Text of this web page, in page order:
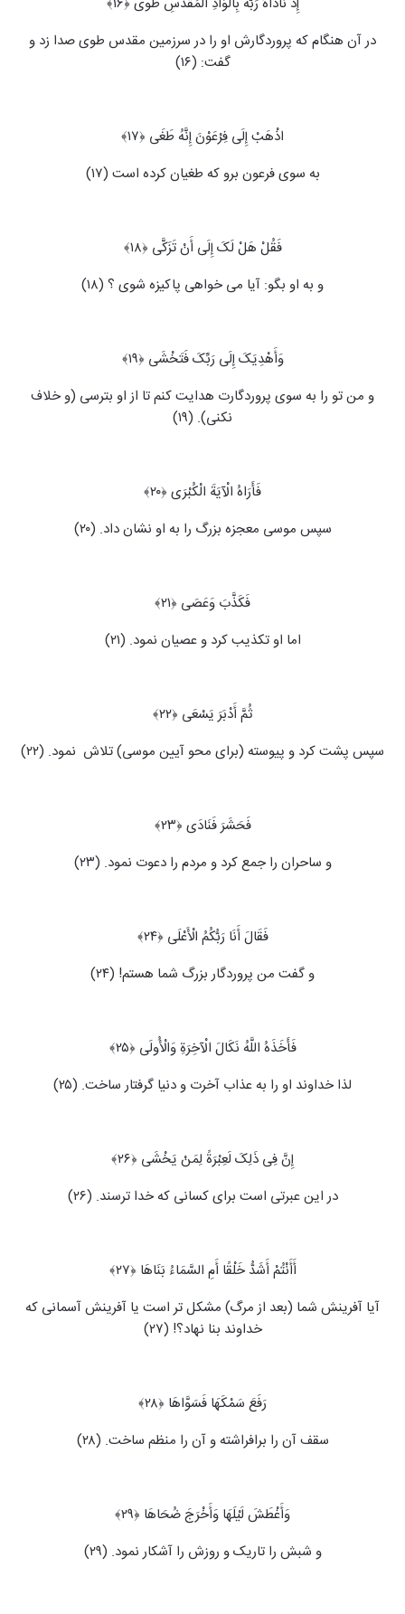
در آن هنگام که پروردگارش او را در سرزمین مقدس طوی صدا زد و
گفت: (۱۶)
اذْهَبْ إِلَى فِرْعَوْنَ إِنَّهُ طَغَى ﴿۱۷﴾
به سوی فرعون برو که طغیان کرده است (۱۷)
فَقُلْ هَلْ لَکَ إِلَى أَنْ تَزَکَّى ﴿۱۸﴾
و به او بگو: آیا می‏ خواهی پاکیزه شوی ؟ (۱۸)
وَأَهْدِیَکَ إِلَى رَبِّکَ فَتَخْشَى ﴿۱۹﴾
و من تو را به سوی پروردگارت هدایت کنم تا از او بترسی (و خلاف
نکنی). (۱۹)
فَأَرَاهُ الْآیَةَ الْکُبْرَى ﴿۲۰﴾
سپس موسی معجزه بزرگ را به او نشان داد. (۲۰)
فَکَذَّبَ وَعَصَى ﴿۲۱﴾
اما او تکذیب کرد و عصیان نمود. (۲۱)
ثُمَّ أَدْبَرَ یَسْعَى ﴿۲۲﴾
سپس پشت کرد و پیوسته (برای محو آیین موسی) تلاش ‍ نمود. (۲۲)
فَحَشَرَ فَنَادَى ﴿۲۳﴾
و ساحران را جمع کرد و مردم را دعوت نمود. (۲۳)
فَقَالَ أَنَا رَبُّکُمُ الْأَعْلَى ﴿۲۴﴾
و گفت من پروردگار بزرگ شما هستم! (۲۴)
فَأَخَذَهُ اللَّهُ نَکَالَ الْآخِرَةِ وَالْأُولَى ﴿۲۵﴾
لذا خداوند او را به عذاب آخرت و دنیا گرفتار ساخت. (۲۵)
إِنَّ فِی ذَلِکَ لَعِبْرَةً لِمَنْ یَخْشَى ﴿۲۶﴾
در این عبرتی است برای کسانی که خدا ترسند. (۲۶)
أَأَنْتُمْ أَشَدُّ خَلْقًا أَمِ السَّمَاءُ بَنَاهَا ﴿۲۷﴾
آیا آفرینش شما (بعد از مرگ) مشکل تر است یا آفرینش آسمانی که
خداوند بنا نهاد؟! (۲۷)
رَفَعَ سَمْکَهَا فَسَوَّاهَا ﴿۲۸﴾
سقف آن را برافراشته و آن را منظم ساخت. (۲۸)
وَأَغْطَشَ لَیْلَهَا وَأَخْرَجَ ضُحَاهَا ﴿۲۹﴾
و شبش را تاریک و روزش را آشکار نمود. (۲۹)